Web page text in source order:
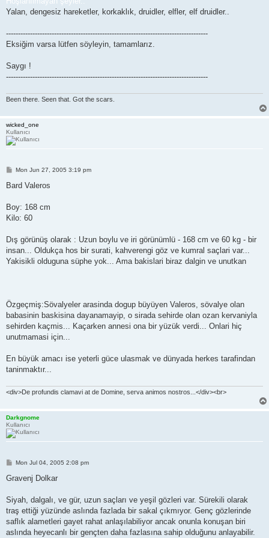
Yalan, dengesiz hareketler, korkaklık, druidler, elfler, elf druidler..
------------------------------------------------------------------------------------
Eksiğim varsa lütfen söyleyin, tamamlarız.
Saygı !
------------------------------------------------------------------------------------
Been there. Seen that. Got the scars.
wicked_one
Kullanıcı
P
s
Mon Jun 27, 2005 3:19 pm
Bard Valeros
Boy: 168 cm
Kilo: 60
Dış görünüş olarak : Uzun boylu ve iri görünümlü - 168 cm ve 60 kg - bir
insan... Oldukça hos bir surati, kahverengi göz ve kumral saçlari var...
Yakisikli olduguna süphe yok... Ama bakislari biraz dalgin ve unutkan
Özgeçmiş:Sövalyeler arasinda dogup büyüyen Valeros, sövalye olan
babasinin baskisina dayanamayip, o sirada sehirde olan ozan kervaniyla
sehirden kaçmis... Kaçarken annesi ona bir yüzük verdi... Onlari hiç
unutmamasi için...
En büyük amacı ise yeterli güce ulasmak ve dünyada herkes tarafindan
taninmaktır...
<div>De profundis clamavi at de Domine, serva animos nostros...</div><br>
Darkgnome
Kullanıcı
P
s
Mon Jul 04, 2005 2:08 pm
Gravenj Dolkar
Siyah, dalgalı, ve gür, uzun saçları ve yeşil gözleri var. Sürekili olarak
traş ettiği yüzünde aslında fazlada bir sakal çıkmıyor. Genç gözlerinde
saflık alametleri gayet rahat anlaşılabiliyor ancak onunla konuşan biri
aslında heyecanlı bir gençten daha fazlasına sahip olduğunu anlayabilir.